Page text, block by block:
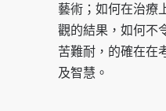
藝術；如何在治療
觀的結果，如何不
苦難耐，的確在在
及智慧。